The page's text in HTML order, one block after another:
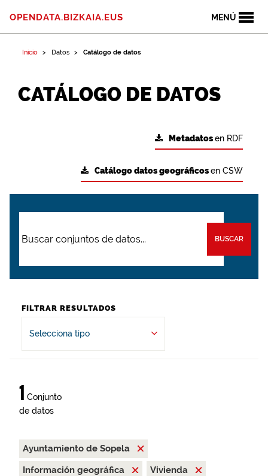
MENÚ
OPENDATA.BIZKAIA.EUS
Inicio Datos Catálogo de datos
CATÁLOGO DE DATOS
Metadatosen RDF
Catálogo datos geográficosen CSW
BUSCAR
FILTRAR RESULTADOS
Selecciona tipo
1 Conjunto
de datos
Ayuntamiento de Sopela
Información geográfica
Vivienda